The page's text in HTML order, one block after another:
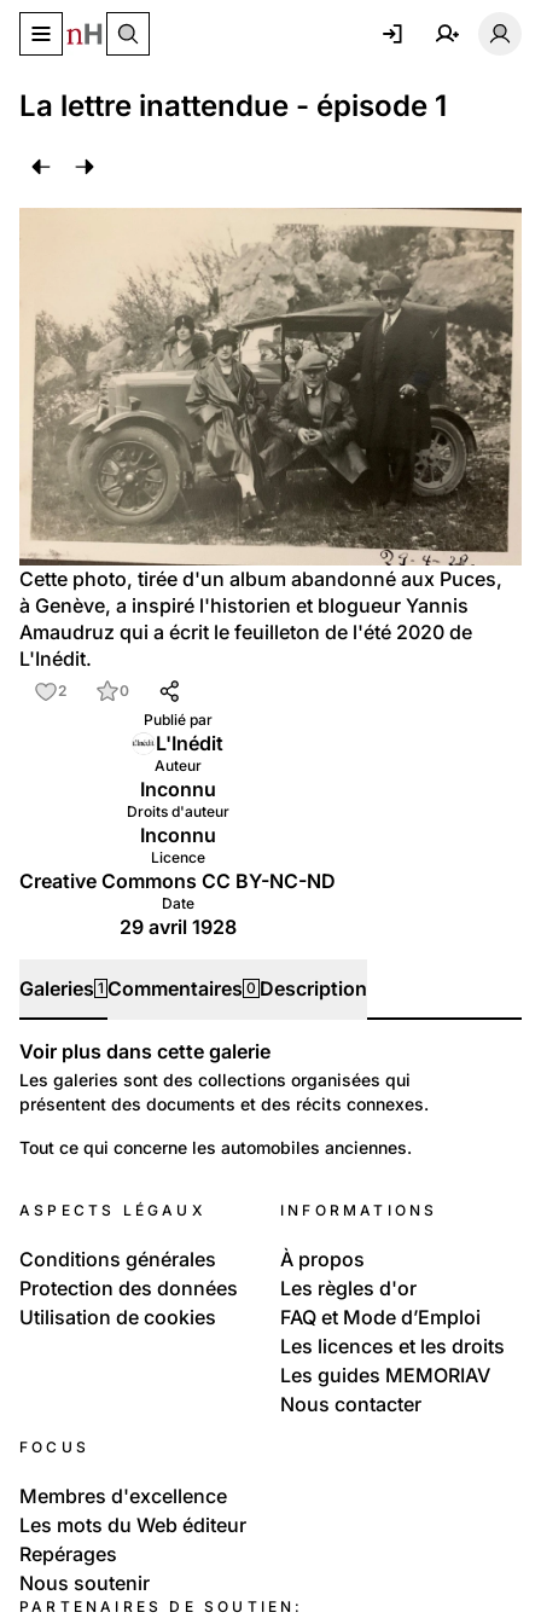
Basculer le menu de navigation
La lettre inattendue - épisode 1
Cette photo, tirée d'un album abandonné aux Puces,
à Genève, a inspiré l'historien et blogueur Yannis
Amaudruz qui a écrit le feuilleton de l'été 2020 de
L'Inédit.
2
0
Publié par
L'Inédit
Auteur
Inconnu
Droits d'auteur
Inconnu
Licence
Creative Commons CC BY-NC-ND
Date
29 avril 1928
Galeries 1 Commentaires 0 Description
Galeries
Voir plus dans cette galerie
Les galeries sont des collections organisées qui
présentent des documents et des récits connexes.
Environnement: Transport
Tout ce qui concerne les automobiles anciennes.
ASPECTS LÉGAUX
Conditions générales
Protection des données
Utilisation de cookies
INFORMATIONS
À propos
Les règles d'or
FAQ et Mode d’Emploi
Les licences et les droits
Les guides MEMORIAV
Nous contacter
FOCUS
Membres d'excellence
Les mots du Web éditeur
Repérages
Nous soutenir
PARTENAIRES DE SOUTIEN: